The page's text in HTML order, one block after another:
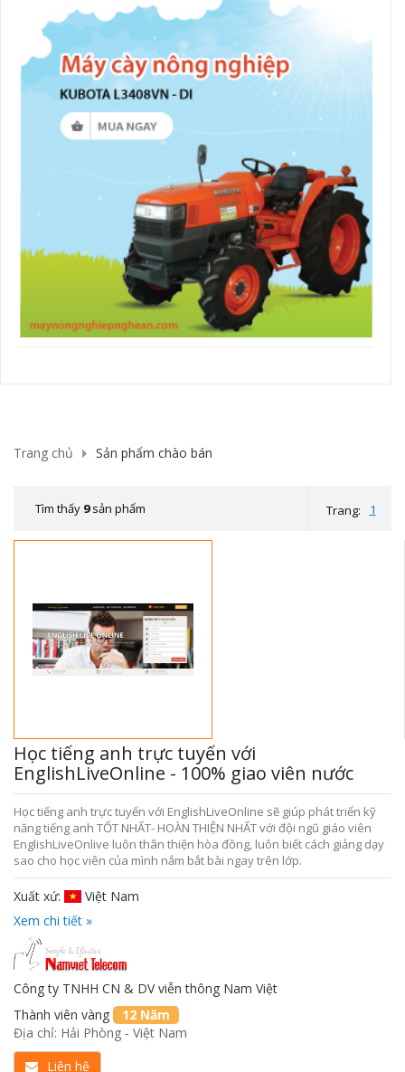
Trang chủ Sản phẩm chào bán
Tìm thấy 9sản phẩm Trang: 1
Học tiếng anh trực tuyến với
EnglishLiveOnline - 100% giao viên nước
ngoài
Học tiếng anh trực tuyến với EnglishLiveOnline sẽ giúp phát triển kỹ
năng tiếng anh TỐT NHẤT- HOÀN THIỆN NHẤT với đội ngũ giáo viên
EnglishLiveOnlive luôn thân thiện hòa đồng, luôn biết cách giảng dạy
sao cho học viên của mình nắm bắt bài ngay trên lớp.
Xuất xứ:
Việt Nam
Xem chi tiết »
Công ty TNHH CN & DV viễn thông Nam Việt
Thành viên vàng
12 Năm
Địa chỉ: Hải Phòng - Việt Nam
Liên hệ